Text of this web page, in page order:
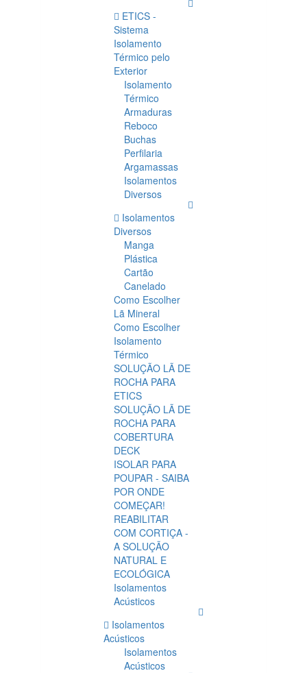
ETICS -
Sistema
Isolamento
Térmico pelo
Exterior
Isolamento
Térmico
Armaduras
Reboco
Buchas
Perfilaria
Argamassas
Isolamentos
Diversos
Isolamentos
Diversos
Manga
Plástica
Cartão
Canelado
Como Escolher
Lã Mineral
Como Escolher
Isolamento
Térmico
SOLUÇÃO LÃ DE
ROCHA PARA
ETICS
SOLUÇÃO LÃ DE
ROCHA PARA
COBERTURA
DECK
ISOLAR PARA
POUPAR - SAIBA
POR ONDE
COMEÇAR!
REABILITAR
COM CORTIÇA -
A SOLUÇÃO
NATURAL E
ECOLÓGICA
Isolamentos
Acústicos
Isolamentos
Acústicos
Isolamentos
Acústicos